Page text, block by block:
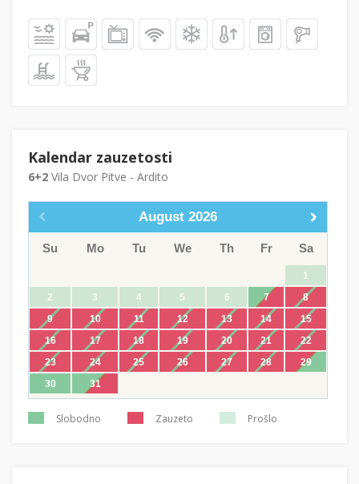
Kalendar zauzetosti
6+2 Vila Dvor Pitve - Ardito
August 2026
Su Mo Tu We Th Fr Sa
1
2
3 4 5 6 7
8
9
10 11 12 13 14
15
16
17 18 19 20 21
22
23
24 25 26 27 28
29
30
31
Slobodno Zauzeto Prošlo